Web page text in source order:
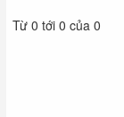
Từ 0 tới 0 của 0